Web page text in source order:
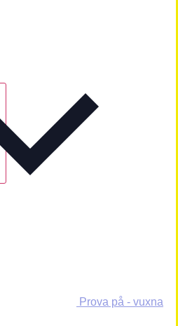
Prova på - vuxna